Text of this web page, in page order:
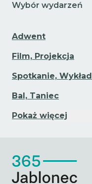
Wybór wydarzeń
Adwent
Film, Projekcja
Spotkanie, Wykład
Bal, Taniec
Pokaż więcej